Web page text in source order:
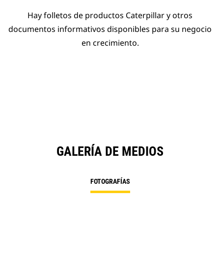
Hay folletos de productos Caterpillar y otros
documentos informativos disponibles para su negocio
en crecimiento.
GALERÍA DE MEDIOS
FOTOGRAFÍAS